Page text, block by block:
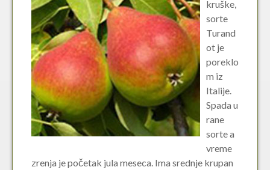
kruške,
sorte
Turand
ot je
poreklo
m iz
Italije.
Spada u
rane
sorte a
vreme
zrenja je početak jula meseca. Ima srednje krupan